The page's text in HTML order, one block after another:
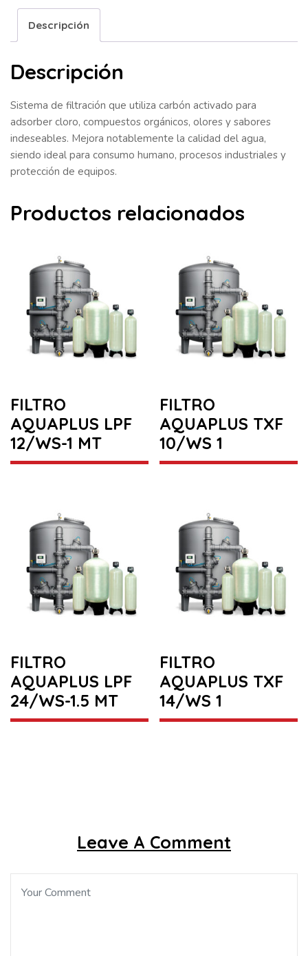
Descripción
Descripción
Sistema de filtración que utiliza carbón activado para
adsorber cloro, compuestos orgánicos, olores y sabores
indeseables. Mejora notablemente la calidad del agua,
siendo ideal para consumo humano, procesos industriales y
protección de equipos.
Productos relacionados
FILTRO
AQUAPLUS LPF
12/WS-1 MT
FILTRO
AQUAPLUS TXF
10/WS 1
FILTRO
AQUAPLUS LPF
24/WS-1.5 MT
FILTRO
AQUAPLUS TXF
14/WS 1
Leave A Comment